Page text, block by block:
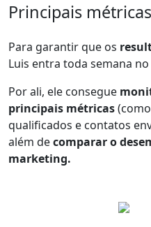
Principais
Para garantir que os
Luis entra toda semana
Por ali, ele consegue
principais métricas
qualificados e contatos
além decomparar o
marketing.